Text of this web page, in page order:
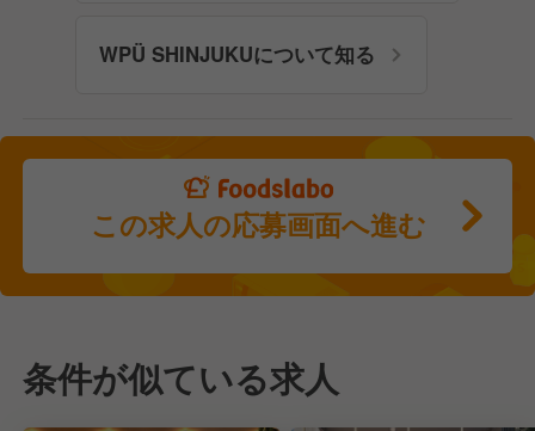
WPÜ SHINJUKUについて知る
この求人の応募画面へ進む
条件が似ている求人